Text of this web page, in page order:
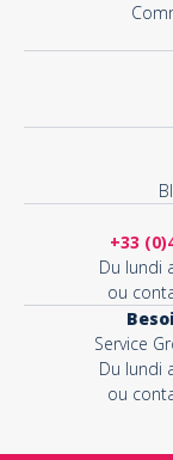
+33
Du lundi
ou
Service
Du lundi
ou